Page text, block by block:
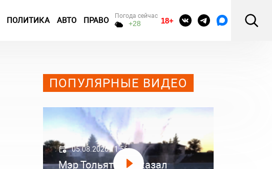
ПОЛИТИКА АВТО ПРАВО Погода сейчас
+28 18+
ПОПУЛЯРНЫЕ ВИДЕО
05.08.2026 11:56
Мэр Тольятти показал